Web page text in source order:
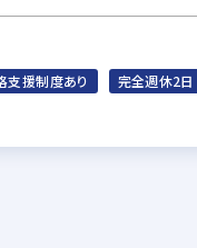
支援制度あり 完全週休2日